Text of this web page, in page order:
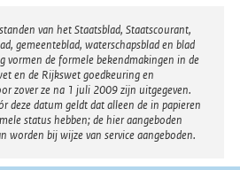
van het Staatsblad, Staatscourant,
gemeenteblad, waterschapsblad en blad
vormen de formele bekendmakingen in de
en de Rijkswet goedkeuring en
zover ze na 1 juli 2009 zijn uitgegeven.
deze datum geldt dat alleen de in papieren
status hebben; de hier aangeboden
worden bij wijze van service aangeboden.